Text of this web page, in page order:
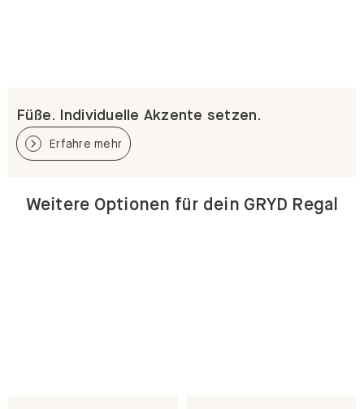
Füße. Individuelle Akzente setzen.
Erfahre mehr
Weitere Optionen für dein GRYD Regal